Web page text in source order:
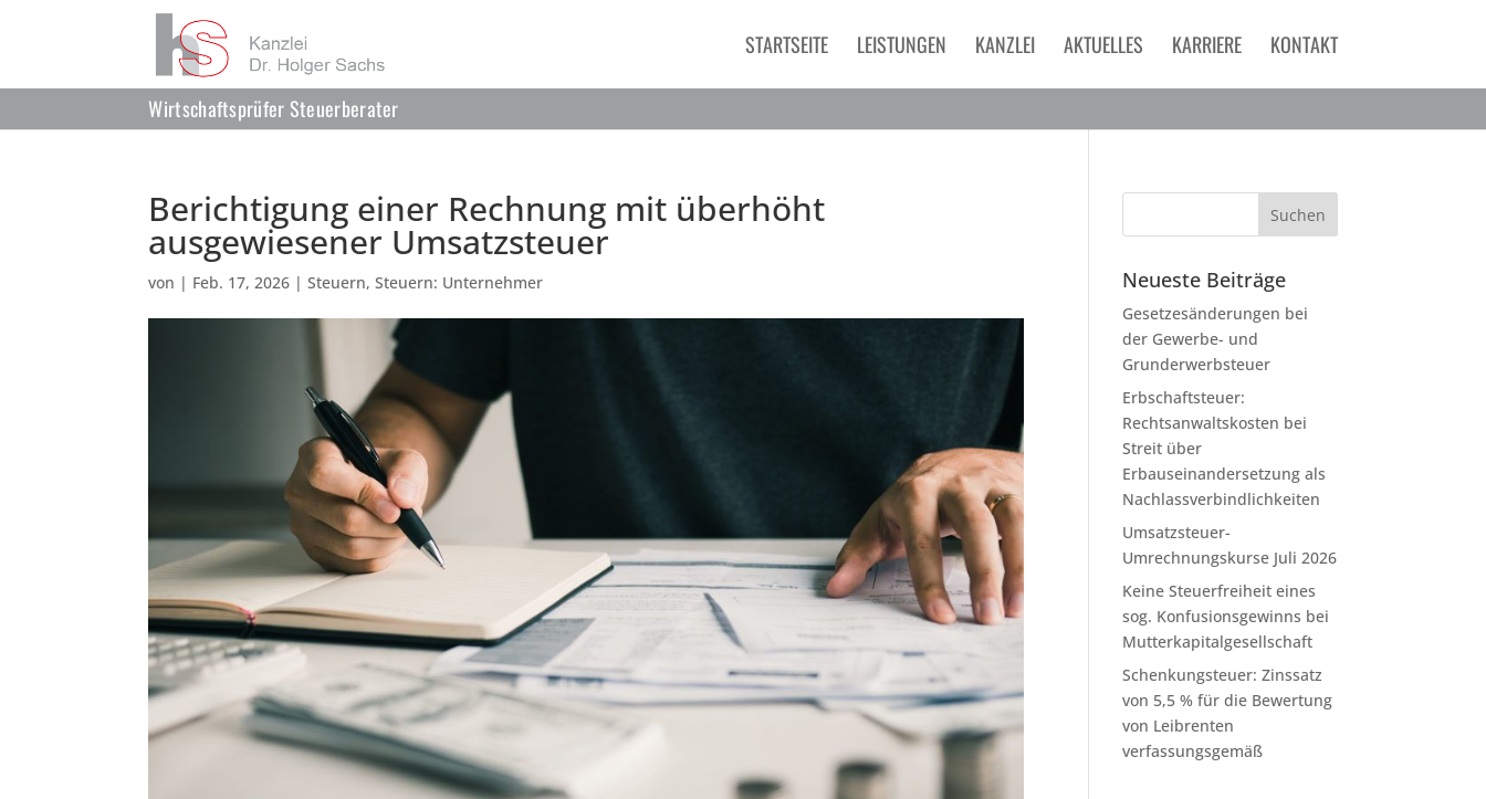
STARTSEITE LEISTUNGEN KANZLEI AKTUELLES KARRIERE KONTAKT
Wirtschaftsprüfer Steuerberater
Berichtigung einer Rechnung mit überhöht
ausgewiesener Umsatzsteuer
von | Feb. 17, 2026 |Steuern,Steuern: Unternehmer Neueste Beiträge
Gesetzesänderungen bei
der Gewerbe- und
Grunderwerbsteuer
Erbschaftsteuer:
Rechtsanwaltskosten bei
Streit über
Erbauseinandersetzung als
Nachlassverbindlichkeiten
Umsatzsteuer-
Umrechnungskurse Juli 2026
Keine Steuerfreiheit eines
sog. Konfusionsgewinns bei
Mutterkapitalgesellschaft
Schenkungsteuer: Zinssatz
von 5,5 % für die Bewertung
von Leibrenten
verfassungsgemäß